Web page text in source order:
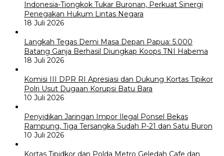
Indonesia-Tiongkok Tukar Buronan, Perkuat Sinergi
Penegakan Hukum Lintas Negara
18 Juli 2026
Langkah Tegas Demi Masa Depan Papua: 5.000
Batang Ganja Berhasil Diungkap Koops TNI Habema
18 Juli 2026
Komisi III DPR RI Apresiasi dan Dukung Kortas Tipikor
Polri Usut Dugaan Korupsi Batu Bara
10 Juli 2026
Penyidikan Jaringan Impor Ilegal Ponsel Bekas
Rampung, Tiga Tersangka Sudah P-21 dan Satu Buron
10 Juli 2026
Kortas Tipidkor dan Polda Metro Geledah Cafe dan